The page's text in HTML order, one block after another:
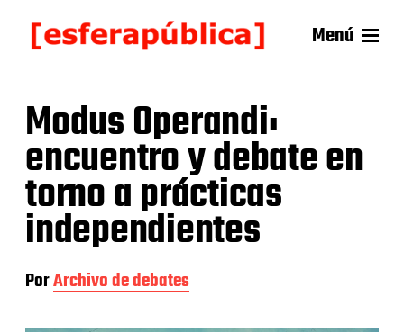
Menú
Modus Operandi:
encuentro y debate en
torno a prácticas
independientes
PorArchivo de debates